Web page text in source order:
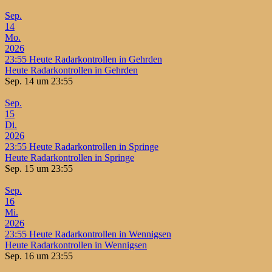
Sep.
14
Mo.
2026
23:55 Heute Radarkontrollen in Gehrden
Heute Radarkontrollen in Gehrden
Sep. 14 um 23:55
Sep.
15
Di.
2026
23:55 Heute Radarkontrollen in Springe
Heute Radarkontrollen in Springe
Sep. 15 um 23:55
Sep.
16
Mi.
2026
23:55 Heute Radarkontrollen in Wennigsen
Heute Radarkontrollen in Wennigsen
Sep. 16 um 23:55